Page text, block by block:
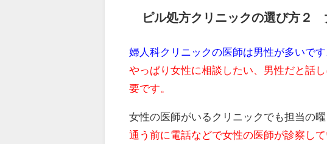
ピル処方クリニックの選び方２
婦人科クリニックの医師は男性が多いです
やっぱり女性に相談したい、男性だと話
要です。
女性の医師がいるクリニックでも担当の曜
通う前に電話などで女性の医師が診察し